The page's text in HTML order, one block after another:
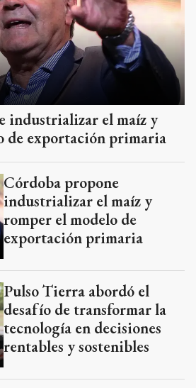
industrializar el maíz y
de exportación primaria
Córdoba propone
industrializar el maíz y
romper el modelo de
exportación primaria
Pulso Tierra abordó el
desafío de transformar la
tecnología en decisiones
rentables y sostenibles